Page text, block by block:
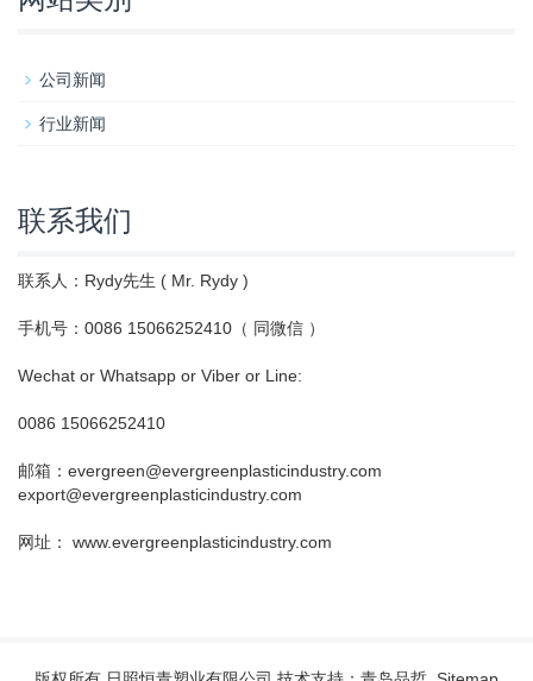
公司新闻
行业新闻
联系我们
联系人：Rydy先生 ( Mr. Rydy )
手机号：0086 15066252410（ 同微信 ）
Wechat or Whatsapp or Viber or Line:
0086 15066252410
邮箱：evergreen@evergreenplasticindustry.com
export@evergreenplasticindustry.com
网址： www.evergreenplasticindustry.com